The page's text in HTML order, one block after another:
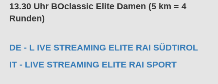
13.30 Uhr BOclassic Elite Damen (5 km = 4
Runden)
DE - L IVE STREAMING ELITE RAI SÜDTIROL
IT - LIVE STREAMING ELITE RAI SPORT